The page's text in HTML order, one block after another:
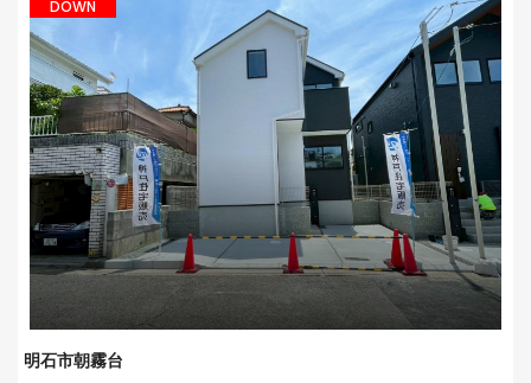
DOWN
明石市朝霧台